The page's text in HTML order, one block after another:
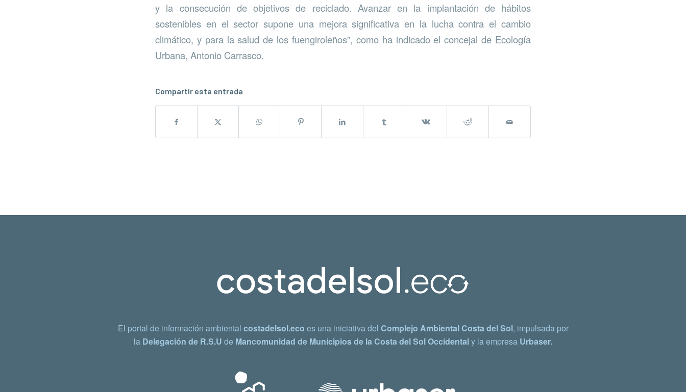
y la consecución de objetivos de reciclado. Avanzar en la implantación de hábitos
sostenibles en el sector supone una mejora significativa en la lucha contra el cambio
climático, y para la salud de los fuengiroleños”, como ha indicado el concejal de Ecología
Urbana, Antonio Carrasco.
Compartir esta entrada
El portal de información ambiental costadelsol.eco es una iniciativa del Complejo Ambiental Costa del Sol, impulsada por
la Delegación de R.S.U de Mancomunidad de Municipios de la Costa del Sol Occidentaly la empresa Urbaser.